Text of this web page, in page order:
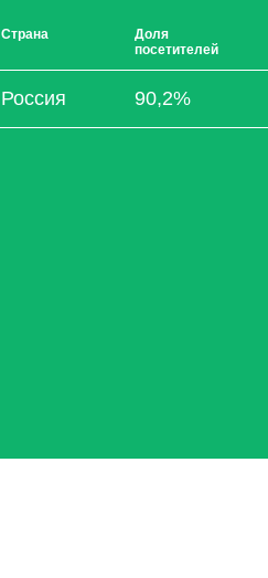
Страна
Доля
посетителей
Россия 90,2%